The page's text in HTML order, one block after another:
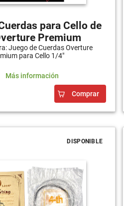
para Cello de
Premium
Juego de Cuerdas Overture
para Cello 1/4"
Más información
Comprar
DISPONIBLE